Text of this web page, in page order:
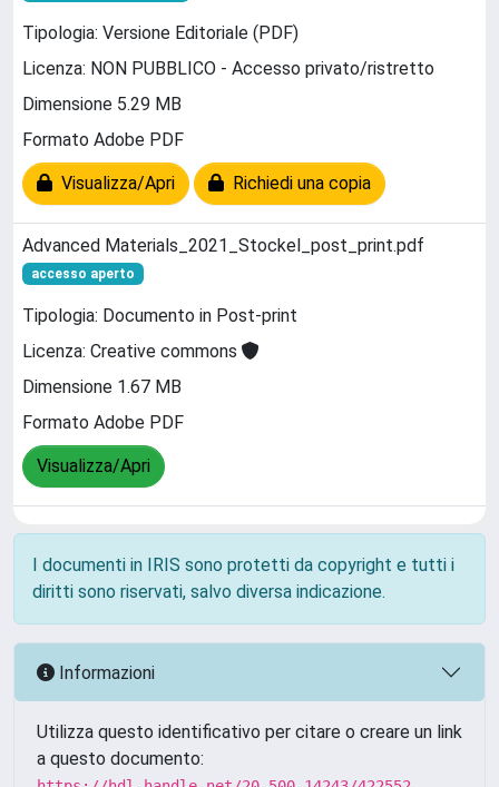
Tipologia: Versione Editoriale (PDF)
Licenza: NON PUBBLICO - Accesso privato/ristretto
Dimensione 5.29 MB
Formato Adobe PDF
Visualizza/Apri Richiedi una copia
Advanced Materials_2021_Stockel_post_print.pdf
accesso aperto
Tipologia: Documento in Post-print
Licenza: Creative commons
Dimensione 1.67 MB
Formato Adobe PDF
Visualizza/Apri
I documenti in IRIS sono protetti da copyright e tutti i
diritti sono riservati, salvo diversa indicazione.
Informazioni
Utilizza questo identificativo per citare o creare un link
a questo documento: